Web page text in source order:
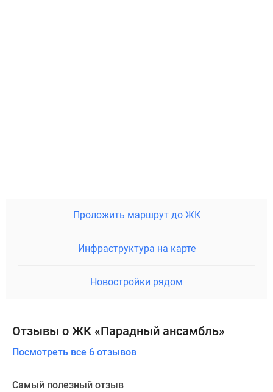
Проложить маршрут до ЖК
Инфраструктура на карте
Новостройки рядом
Отзывы о ЖК «Парадный ансамбль»
Посмотреть все 6 отзывов
Самый полезный отзыв